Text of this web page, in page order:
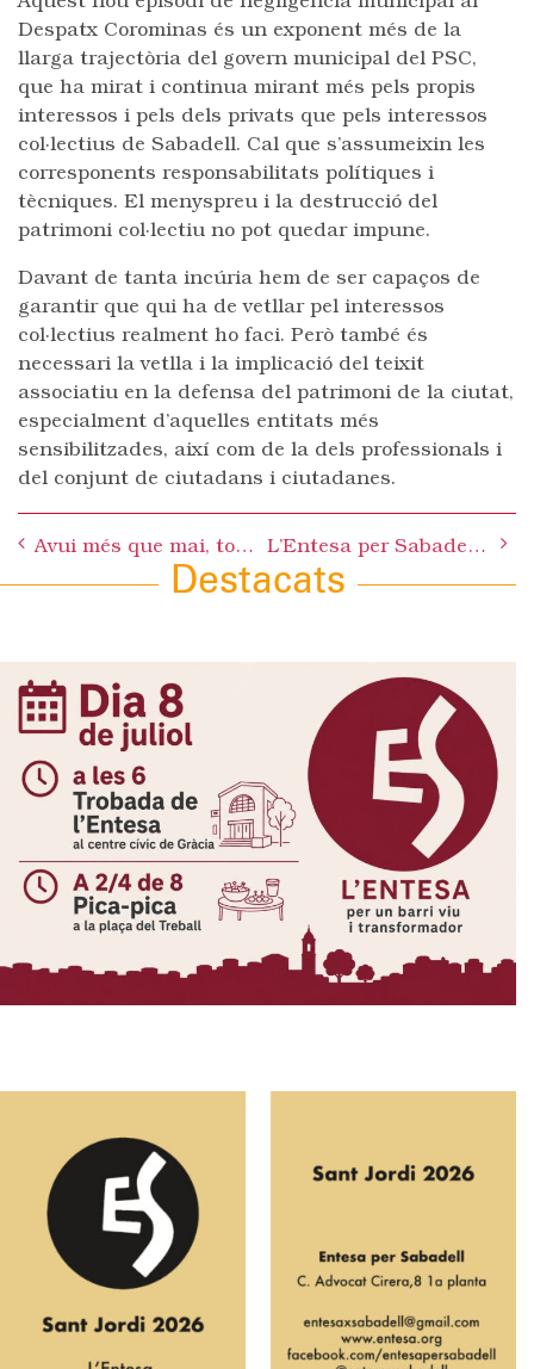
Despatx Corominas és un exponent més de la
llarga trajectòria del govern municipal del PSC,
que ha mirat i continua mirant més pels propis
interessos i pels dels privats que pels interessos
col·lectius de Sabadell. Cal que s’assumeixin les
corresponents responsabilitats polítiques i
tècniques. El menyspreu i la destrucció del
patrimoni col·lectiu no pot quedar impune.
Davant de tanta incúria hem de ser capaços de
garantir que qui ha de vetllar pel interessos
col·lectius realment ho faci. Però també és
necessari la vetlla i la implicació del teixit
associatiu en la defensa del patrimoni de la ciutat,
especialment d’aquelles entitats més
sensibilitzades, així com de la dels professionals i
del conjunt de ciutadans i ciutadanes.
navigation
Avui més que mai, tots amb les treballadores i treballadors de Panrico en vaga L’Entesa per Sabadell presenta al·legacions a l’Estudi Informatiu del soterrament de FGC a Gràcia-Can Feu
Destacats